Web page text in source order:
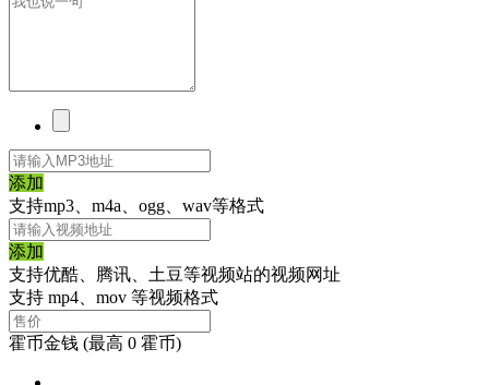
添加
支持mp3、m4a、ogg、wav等格式
添加
支持优酷、腾讯、土豆等视频站的视频网址
支持 mp4、mov 等视频格式
霍币金钱 (最高 0 霍币)